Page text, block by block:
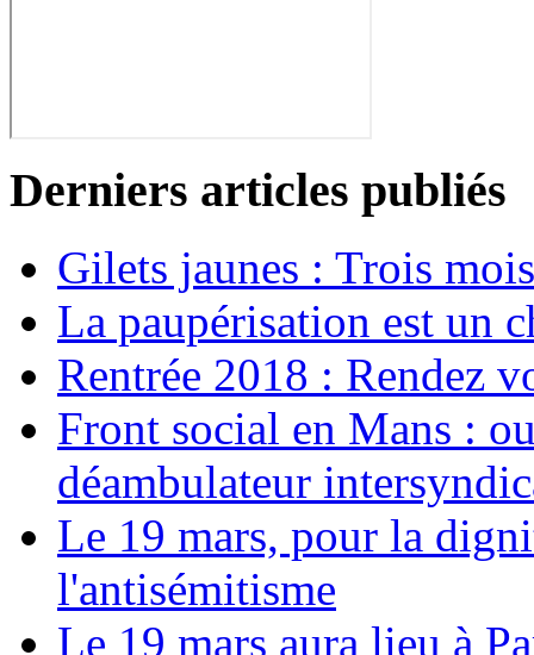
Derniers articles publiés
Gilets jaunes : Trois
La paupérisation est un
Rentrée 2018 : Rendez
Front social en Mans :
déambulateur
Le 19 mars, pour la
l'antisémitisme
Le 19 mars aura lieu à